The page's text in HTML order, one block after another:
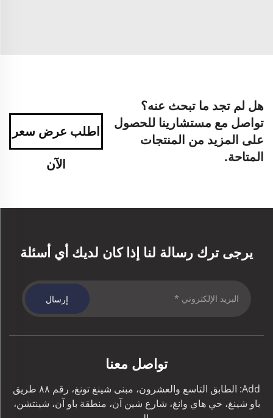
هل لم تجد ما تبحث عنه؟
تواصل مع مستشارينا للحصول
على المزيد من المنتجات
المتاحة.
اطلب عرض سعر
الآن
يرجى ترك رسالة لنا إذا كان لديك أي أسئلة
إرسال
تواصل معنا
Add: الطابق التاسع والعشرون، مبنى شينغ تونغ، رقم ٨٨ طريق
باو شينغ، حي هاي وانغ، شارع شين آن، منطقة باو آن، شينتشن،